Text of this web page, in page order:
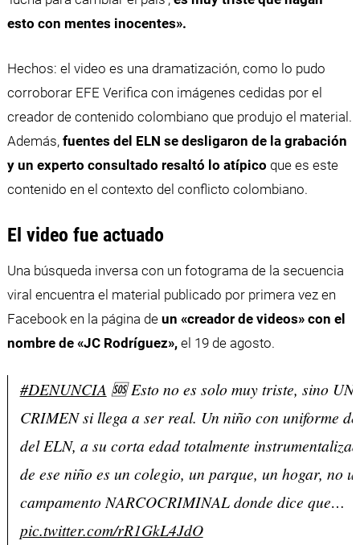
esto con mentes inocentes».
Hechos: el video es una dramatización, como lo pudo
corroborar EFE Verifica con imágenes cedidas por el
creador de contenido colombiano que produjo el material.
Además,fuentes del ELN se desligaron de la grabación
y un experto consultado resaltó lo atípico que es este
contenido en el contexto del conflicto colombiano.
El video fue actuado
Una búsqueda inversa con un fotograma de la secuencia
viral encuentra el material publicado por primera vez en
Facebook en la página deun «creador de videos» con el
nombre de «JC Rodríguez»,el 19 de agosto.
#DENUNCIA 🆘 Esto no es solo muy triste, sino UN
CRIMEN si llega a ser real. Un niño con uniforme
del ELN, a su corta edad totalmente
de ese niño es un colegio, un parque, un hogar, no
campamento NARCOCRIMINAL donde dice que…
pic.twitter.com/rR1GkL4JdO